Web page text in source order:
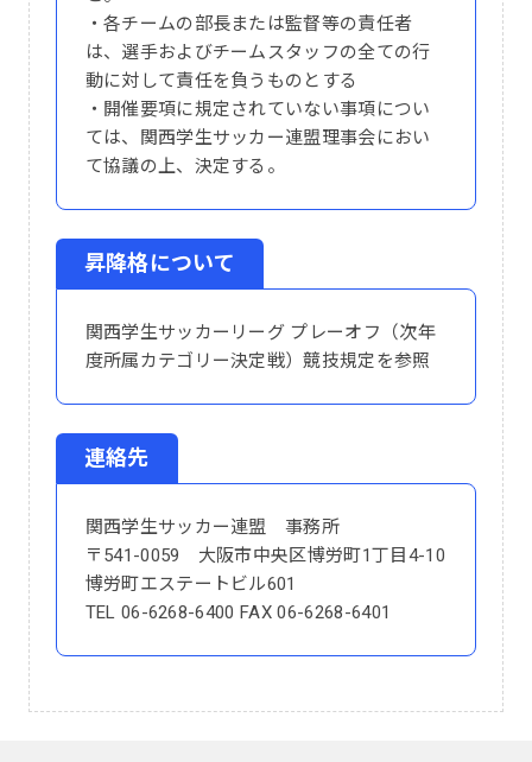
・各チームの部長または監督等の責任者
は、選手およびチームスタッフの全ての行
動に対して責任を負うものとする
・開催要項に規定されていない事項につい
ては、関西学生サッカー連盟理事会におい
て協議の上、決定する。
昇降格について
関西学生サッカーリーグ プレーオフ（次年
度所属カテゴリー決定戦）競技規定を参照
連絡先
関西学生サッカー連盟 事務所
〒541-0059 大阪市中央区博労町1丁目4-10
博労町エステートビル601
TEL 06-6268-6400 FAX 06-6268-6401